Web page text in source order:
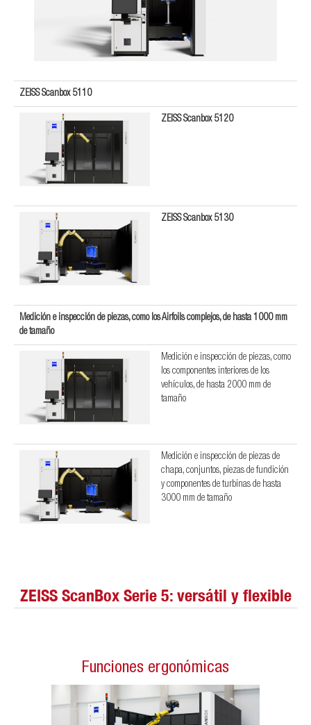
ZEISS Scanbox 5110
ZEISS Scanbox 5120
ZEISS Scanbox 5130
Medición e inspección de piezas, como los Airfoils complejos, de hasta 1000 mm
de tamaño
Medición e inspección de piezas, como
los componentes interiores de los
vehículos, de hasta 2000 mm de
tamaño
Medición e inspección de piezas de
chapa, conjuntos, piezas de fundición
y componentes de turbinas de hasta
3000 mm de tamaño
ZEISS ScanBox Serie 5: versátil y flexible
Funciones ergonómicas